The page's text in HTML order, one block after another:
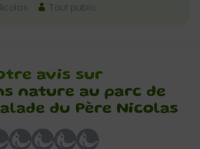
Tout public
avis sur
nature au parc de
du Père Nicolas